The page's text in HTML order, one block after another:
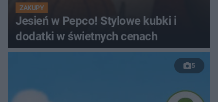
ZAKUPY
Jesień w Pepco! Stylowe kubki i
dodatki w świetnych cenach
5